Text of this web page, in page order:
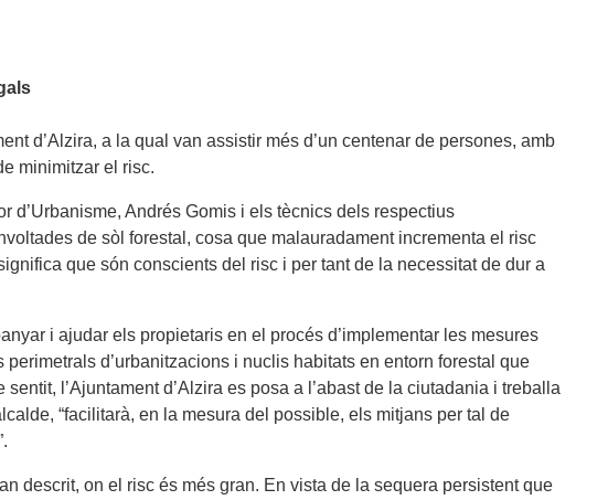
d’Alzira, a la qual van assistir més d’un centenar de persones, amb
minimitzar el risc.
d’Urbanisme, Andrés Gomis i els tècnics dels respectius
de sòl forestal, cosa que malauradament incrementa el risc
que són conscients del risc i per tant de la necessitat de dur a
i ajudar els propietaris en el procés d’implementar les mesures
d’urbanitzacions i nuclis habitats en entorn forestal que
l’Ajuntament d’Alzira es posa a l’abast de la ciutadania i treballa
“facilitarà, en la mesura del possible, els mitjans per tal de
descrit, on el risc és més gran. En vista de la sequera persistent que